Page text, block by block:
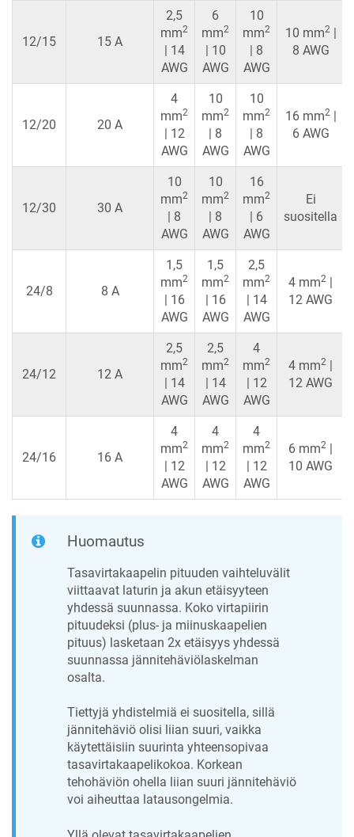
12/15 15 A
2,5
mm2
| 14
AWG
6
mm2
| 10
AWG
10
mm2
| 8
AWG
10 mm2|
8 AWG
12/20 20 A
4
mm2
| 12
AWG
10
mm2
| 8
AWG
10
mm2
| 8
AWG
16 mm2|
6 AWG
12/30 30 A
10
mm2
| 8
AWG
10
mm2
| 8
AWG
16
mm2
| 6
AWG
Ei
suositella
24/8 8 A
1,5
mm2
| 16
AWG
1,5
mm2
| 16
AWG
2,5
mm2
| 14
AWG
4 mm2 |
12 AWG
24/12 12 A
2,5
mm2
| 14
AWG
2,5
mm2
| 14
AWG
4
mm2
| 12
AWG
4 mm2 |
12 AWG
24/16 16 A
4
mm2
| 12
AWG
4
mm2
| 12
AWG
4
mm2
| 12
AWG
6 mm2 |
10 AWG
Huomautus
Tasavirtakaapelin pituuden vaihteluvälit
viittaavat laturin ja akun etäisyyteen
yhdessä suunnassa. Koko virtapiirin
pituudeksi (plus- ja miinuskaapelien
pituus) lasketaan 2x etäisyys yhdessä
suunnassa jännitehäviölaskelman
osalta.
Tiettyjä yhdistelmiä ei suositella, sillä
jännitehäviö olisi liian suuri, vaikka
käytettäisiin suurinta yhteensopivaa
tasavirtakaapelikokoa. Korkean
tehohäviön ohella liian suuri jännitehäviö
voi aiheuttaa latausongelmia.